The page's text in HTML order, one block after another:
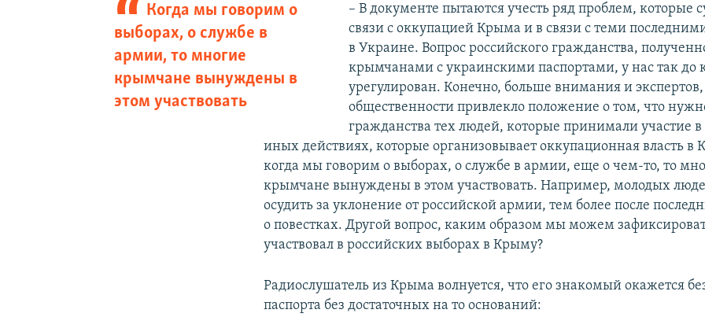
Когда мы говорим о
выборах, о службе в
армии, то многие
крымчане вынуждены в
этом участвовать
– В документе пытаются учесть ряд проблем, которые
связи с оккупацией Крыма и в связи с теми
в Украине. Вопрос российского гражданства,
крымчанами с украинскими паспортами, у нас так до
урегулирован. Конечно, больше внимания и
общественности привлекло положение о том, что
гражданства тех людей, которые принимали участие
иных действиях, которые организовывает оккупационная власть в
когда мы говорим о выборах, о службе в армии, еще о чем-то, то
крымчане вынуждены в этом участвовать. Например, молодых
осудить за уклонение от российской армии, тем более после
о повестках. Другой вопрос, каким образом мы можем
участвовал в российских выборах в Крыму?
Радиослушатель из Крыма волнуется, что его знакомый окажется
паспорта без достаточных на то оснований: